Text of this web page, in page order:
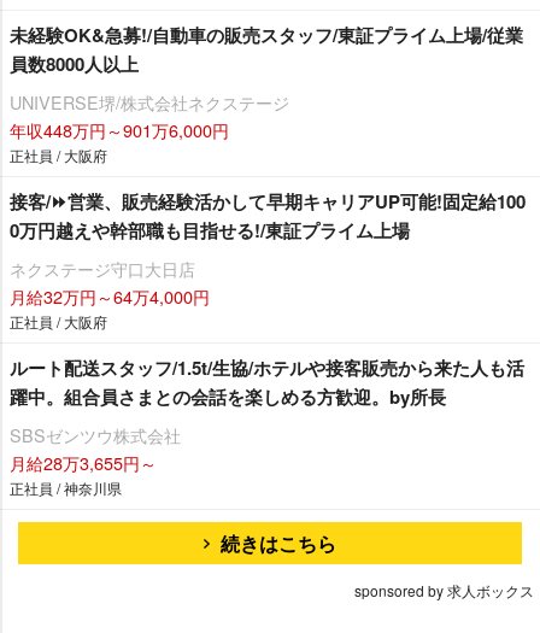
未経験OK&急募!/自動車の販売スタッフ/東証プライム上場/従業
員数8000人以上
UNIVERSE堺/株式会社ネクステージ
年収448万円～901万6,000円
正社員 / 大阪府
接客/⏩️営業、販売経験活かして早期キャリアUP可能!固定給100
0万円越えや幹部職も目指せる!/東証プライム上場
ネクステージ守口大日店
月給32万円～64万4,000円
正社員 / 大阪府
ルート配送スタッフ/1.5t/生協/ホテルや接客販売から来た人も活
躍中。組合員さまとの会話を楽しめる方歓迎。by所長
SBSゼンツウ株式会社
月給28万3,655円～
正社員 / 神奈川県
続きはこちら
sponsored by 求人ボックス